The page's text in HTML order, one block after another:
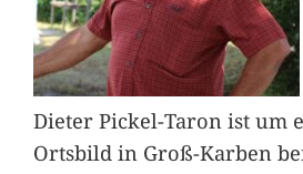
Dieter Pickel-Taron ist um
Ortsbild in Groß-Karben